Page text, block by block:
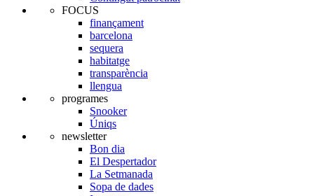
FOCUS
finançament
barcelona
sequera
habitatge
transparència
llengua
programes
Snooker
Úniqs
newsletter
Bon dia
El Despertador
La Setmanada
Sopa de dades